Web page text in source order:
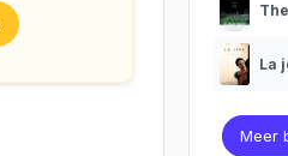
La
Meer